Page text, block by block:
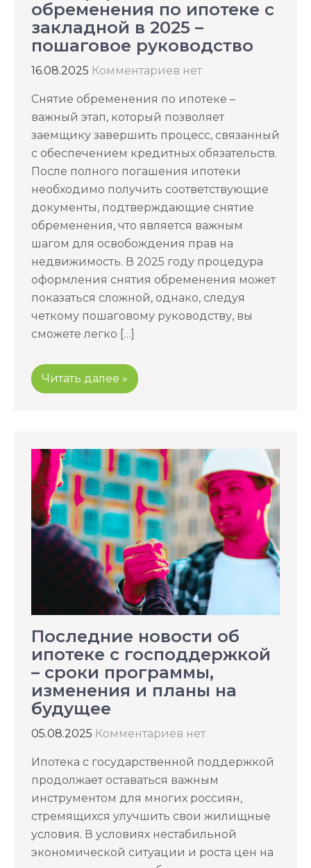
обременения по ипотеке с
закладной в 2025 –
пошаговое руководство
16.08.2025 Комментариев нет
Снятие обременения по ипотеке –
важный этап, который позволяет
заемщику завершить процесс, связанный
с обеспечением кредитных обязательств.
После полного погашения ипотеки
необходимо получить соответствующие
документы, подтверждающие снятие
обременения, что является важным
шагом для освобождения прав на
недвижимость. В 2025 году процедура
оформления снятия обременения может
показаться сложной, однако, следуя
четкому пошаговому руководству, вы
сможете легко […]
Читать далее »
Последние новости об
ипотеке с господдержкой
– сроки программы,
изменения и планы на
будущее
05.08.2025 Комментариев нет
Ипотека с государственной поддержкой
продолжает оставаться важным
инструментом для многих россиян,
стремящихся улучшить свои жилищные
условия. В условиях нестабильной
экономической ситуации и роста цен на